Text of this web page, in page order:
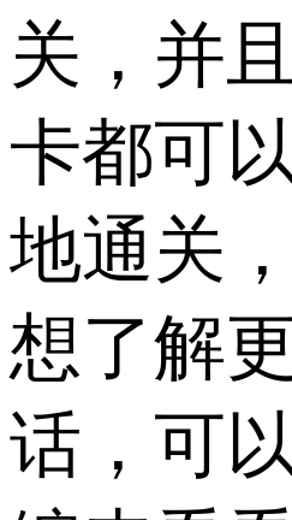
关，并
卡都可
地通关
想了解
话，可